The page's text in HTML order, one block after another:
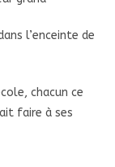
l’enceinte de
chacun ce
faire à ses